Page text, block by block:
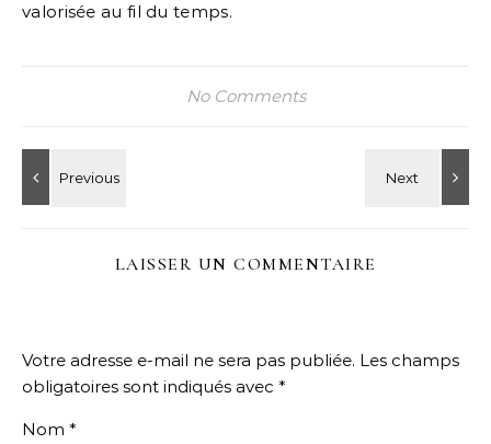
valorisée au fil du temps.
No Comments
LAISSER UN COMMENTAIRE
Votre adresse e-mail ne sera pas publiée. Les champs
obligatoires sont indiqués avec *
Nom *